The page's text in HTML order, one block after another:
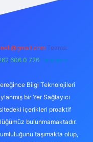
Teams:
606 0 726 Telegram:
Bilgi Teknolojileri
bir Yer Sağlayıcı
içerikleri proaktif
bulunmamaktadır.
taşımakta olup,